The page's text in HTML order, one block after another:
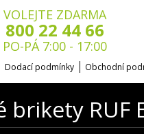
VOLEJTE ZDARMA
800 22 44 66
PO-PÁ 7:00 - 17:00
Dodací podmínky Obchodní
brikety RUF